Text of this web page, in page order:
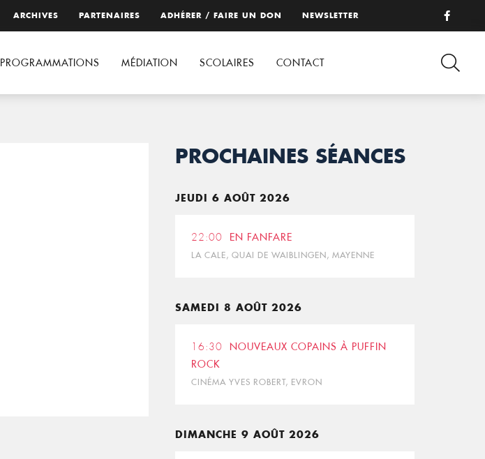
ARCHIVES PARTENAIRES ADHÉRER / FAIRE UN DON NEWSLETTER
PROGRAMMATIONS MÉDIATION SCOLAIRES CONTACT
PROCHAINES SÉANCES
JEUDI 6 AOÛT 2026
22:00 EN FANFARE
LA CALE, QUAI DE WAIBLINGEN, MAYENNE
SAMEDI 8 AOÛT 2026
16:30
NOUVEAUX COPAINS À PUFFIN
ROCK
CINÉMA YVES ROBERT, EVRON
DIMANCHE 9 AOÛT 2026